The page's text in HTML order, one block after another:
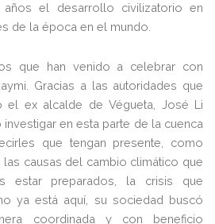
el desarrollo civilizatorio en
de la época en el mundo.
que han venido a celebrar con
Gracias a las autoridades que
el ex alcalde de Végueta, José Li
en esta parte de la cuenca
que tengan presente, como
causas del cambio climático que
estar preparados, la crisis que
ya está aquí, su sociedad buscó
coordinada y con beneficio